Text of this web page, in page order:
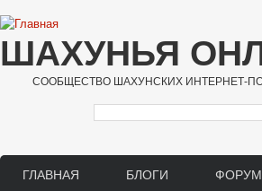
Перейти к основному содержанию
ШАХУНЬЯ
СООБЩЕСТВО ШАХУНСКИХ ИНТЕРНЕТ-
Main menu
ГЛАВНАЯ БЛОГИ